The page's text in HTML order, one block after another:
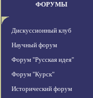
ФОРУМЫ
Дискуссионный клуб
Научный форум
Форум "Русская идея"
Форум "Курск"
Исторический форум